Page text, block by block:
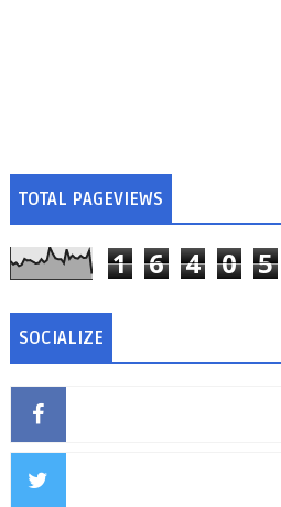
TOTAL PAGEVIEWS
1 6 4 0 5
SOCIALIZE